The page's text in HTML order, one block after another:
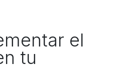
el
tu